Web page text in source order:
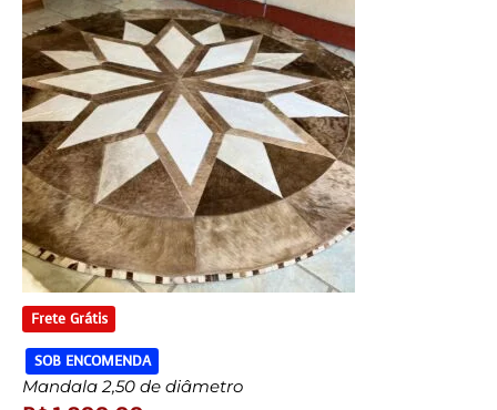
Frete Grátis
SOB ENCOMENDA
Mandala 2,50 de diâmetro